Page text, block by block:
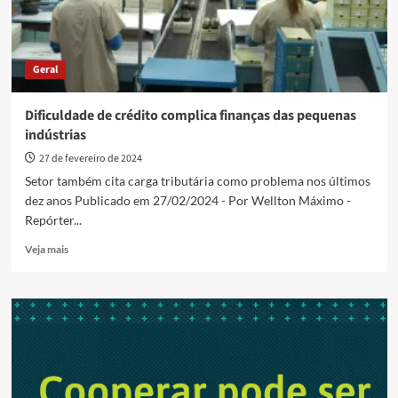
Geral
Dificuldade de crédito complica finanças das pequenas
indústrias
27 de fevereiro de 2024
Setor também cita carga tributária como problema nos últimos
dez anos Publicado em 27/02/2024 - Por Wellton Máximo -
Repórter...
Veja maisRead
Dificuldade
das